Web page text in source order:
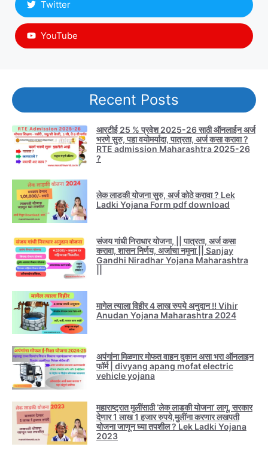
Twitter
YouTube
Recent Posts
आरटीई 25 % प्रवेश 2025-26 साठी ऑनलाईन अर्ज
भरणे सुरु, पहा वयोमर्यादा, पात्रता, अर्ज कसा करावा ?
RTE admission Maharashtra 2025-26
?
लेक लाडकी योजना सुरु, अर्ज कोठे करावा ? Lek
Ladki Yojana Form pdf download
संजय गांधी निराधार योजना, || पात्रता, अर्ज कसा
करावा, शासन निर्णय, अर्जाचा नमुना || Sanjay
Gandhi Niradhar Yojana Maharashtra
मागेल त्याला विहीर 4 लाख रुपये अनुदान !! Vihir
Anudan Yojana Maharashtra 2024
अपंगांना मिळणार मोफत वाहन दुकान असा भरा ऑनलाइन
फॉर्म | divyang apang mofat electric
vehicle yojana
महाराष्ट्रात मुलींसाठी ‘लेक लाडकी योजना’ लागू, सरकार
देणार 1 लाख 1 हजार रुपये,मुलींना करणार लखपती
योजना जाणून घ्या तपशील ? Lek Ladki Yojana
2023